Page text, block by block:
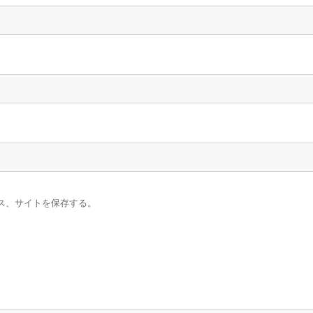
サイトを保存する。